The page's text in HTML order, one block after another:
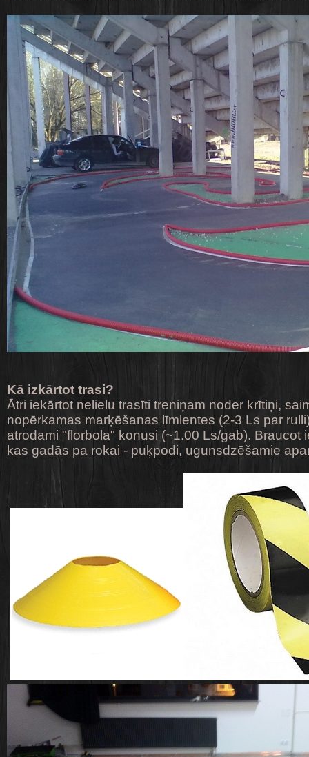
Kā izkārtot trasi?
Ātri iekārtot nelielu trasīti treniņam noder krītiņi,
nopērkamas marķēšanas līmlentes (2-3 Ls par
atrodami "florbola" konusi (~1.00 Ls/gab). Braucot
kas gadās pa rokai - puķpodi, ugunsdzēšamie